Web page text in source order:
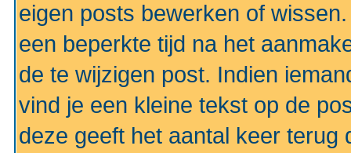
eigen posts bewerken of
een beperkte tijd na het
de te wijzigen post. Indien
vind je een kleine tekst op de
deze geeft het aantal keer terug